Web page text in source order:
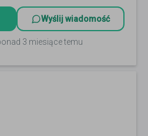
Wyślij wiadomość
3 miesiące temu